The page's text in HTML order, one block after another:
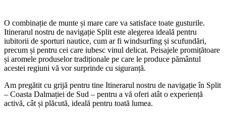
O combinație de munte și mare care va satisface toate gusturile.
Itinerarul nostru de navigație Split este alegerea ideală pentru
iubitorii de sporturi nautice, cum ar fi windsurfing și scufundări,
precum și pentru cei care iubesc vinul delicat. Peisajele promițătoare
și aromele produselor tradiționale pe care le produce pământul
acestei regiuni vă vor surprinde cu siguranță.
Am pregătit cu grijă pentru tine Itinerarul nostru de navigație în Split
– Coasta Dalmației de Sud – pentru a vă oferi atât o experiență
activă, cât și plăcută, ideală pentru toată lumea.